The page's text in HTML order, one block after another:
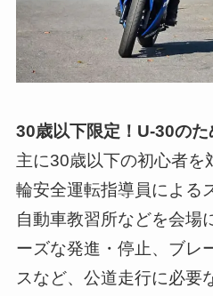
30歳以下限定！U-30の
主に30歳以下の初心者を
輪安全運転指導員による
自動車教習所などを会場
ーズな発進・停止、ブレ
スなど、公道走行に必要